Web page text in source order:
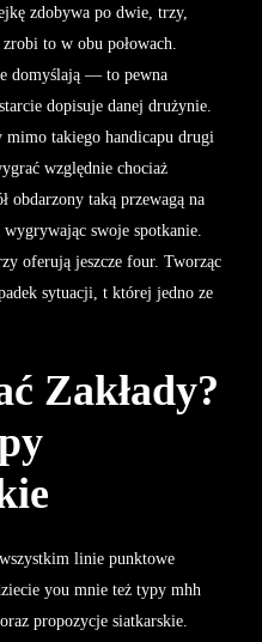
zdobywa po dwie, trzy,
to w obu połowach.
domyślają — to pewna
dopisuje danej drużynie.
mimo takiego handicapu drugi
względnie chociaż
obdarzony taką przewagą na
swoje spotkanie.
oferują jeszcze four. Tworząc
sytuacji, t której jedno ze
Zakłady?
linie punktowe
you mnie też typy mhh
propozycje siatkarskie.